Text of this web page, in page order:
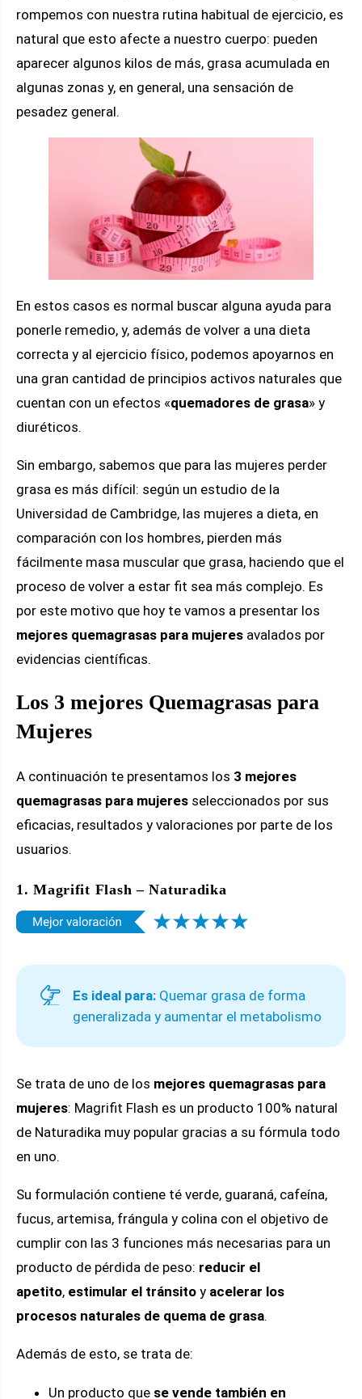
rompemos con nuestra rutina habitual de ejercicio, es
natural que esto afecte a nuestro cuerpo: pueden
aparecer algunos kilos de más, grasa acumulada en
algunas zonas y, en general, una sensación de
pesadez general.
En estos casos es normal buscar alguna ayuda para
ponerle remedio, y, además de volver a una dieta
correcta y al ejercicio físico, podemos apoyarnos en
una gran cantidad de principios activos naturales que
cuentan con un efectos «quemadores de grasa» y
diuréticos.
Sin embargo, sabemos que para las mujeres perder
grasa es más difícil: según un estudio de la
Universidad de Cambridge, las mujeres a dieta, en
comparación con los hombres, pierden más
fácilmente masa muscular que grasa, haciendo que el
proceso de volver a estar fit sea más complejo. Es
por este motivo que hoy te vamos a presentar los
mejores quemagrasas para mujeres avalados por
evidencias científicas.
Los 3 mejores Quemagrasas para
Mujeres
A continuación te presentamos los 3 mejores
quemagrasas para mujeres seleccionados por sus
eficacias, resultados y valoraciones por parte de los
usuarios.
1. Magrifit Flash – Naturadika
Es ideal para: Quemar grasa de forma
generalizada y aumentar el metabolismo
Se trata de uno de los mejores quemagrasas para
mujeres: Magrifit Flash es un producto 100% natural
de Naturadika muy popular gracias a su fórmula todo
en uno.
Su formulación contiene té verde, guaraná, cafeína,
fucus, artemisa, frángula y colina con el objetivo de
cumplir con las 3 funciones más necesarias para un
producto de pérdida de peso: reducir el
apetito, estimular el tránsito y acelerar los
procesos naturales de quema de grasa.
Además de esto, se trata de:
Un producto que se vende también en